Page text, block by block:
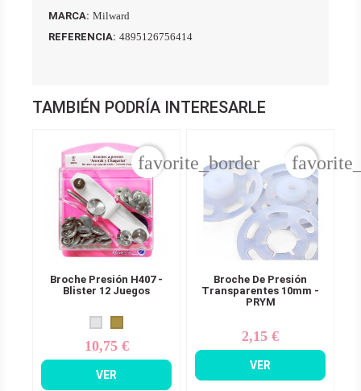
MARCA: Milward
REFERENCIA: 4895126756414
TAMBIÉN PODRÍA INTERESARLE
Broche Presión H407 -
Blister 12 Juegos
Precio
10,75 €
VER
favorite_border
Broche De Presión
Transparentes 10mm -
PRYM
Precio
2,15 €
VER